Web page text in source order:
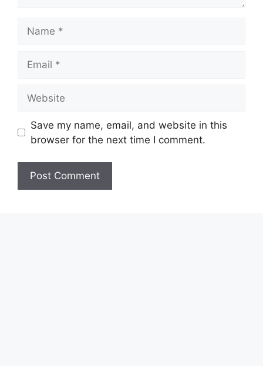
Save my name, email, and website in this
browser for the next time I comment.